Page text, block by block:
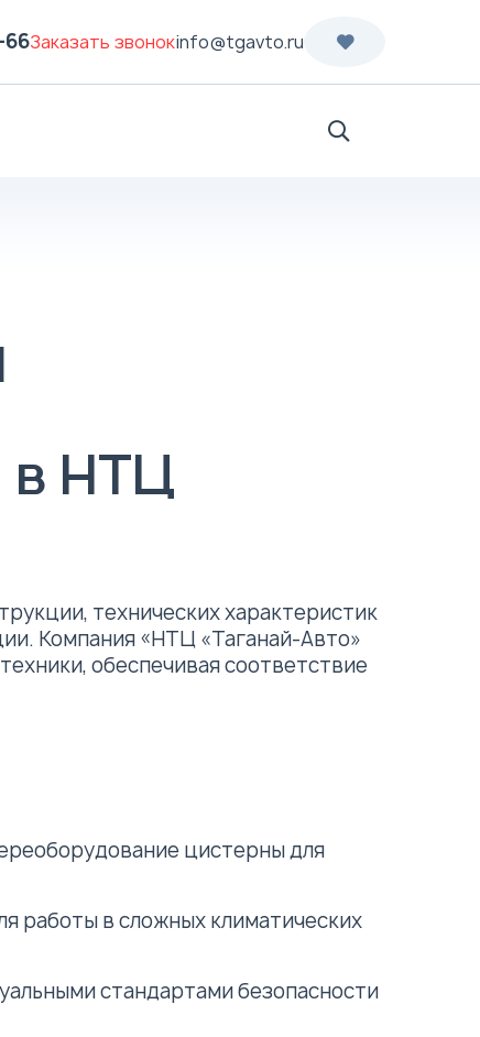
66Заказать звонокinfo@tgavto.ru
в НТЦ
технических характеристик
Компания «НТЦ «Таганай-Авто»
обеспечивая соответствие
цистерны для
работы в сложных климатических
стандартами безопасности